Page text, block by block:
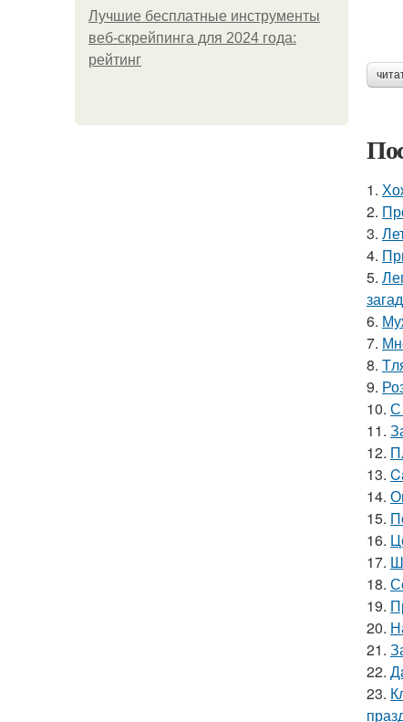
Лучшие бесплатные инструменты
веб-скрейпинга для 2024 года:
рейтинг
1.
2.
3.
4.
5.
6.
7.
8.
9.
10. С
11.
12.
13.
14.
15.
16.
17.
18.
19.
20.
21.
22.
23.